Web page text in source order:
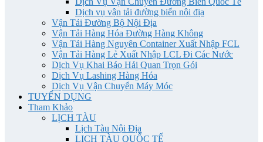
Dịch vụ vận tải đường biển nội địa
Vận Tải Đường Bộ Nội Địa
Vận Tải Hàng Hóa Đường Hàng Không
Vận Tải Hàng Nguyên Container Xuất Nhập FCL
Vận Tải Hàng Lẻ Xuất Nhập LCL Đi Các Nước
Dịch Vụ Khai Báo Hải Quan Trọn Gói
Dịch Vụ Lashing Hàng Hóa
Dịch Vụ Vận Chuyển Máy Móc
TUYỂN DỤNG
Tham Khảo
LỊCH TÀU
Lịch Tàu Nội Địa
LỊCH TÀU QUỐC TẾ